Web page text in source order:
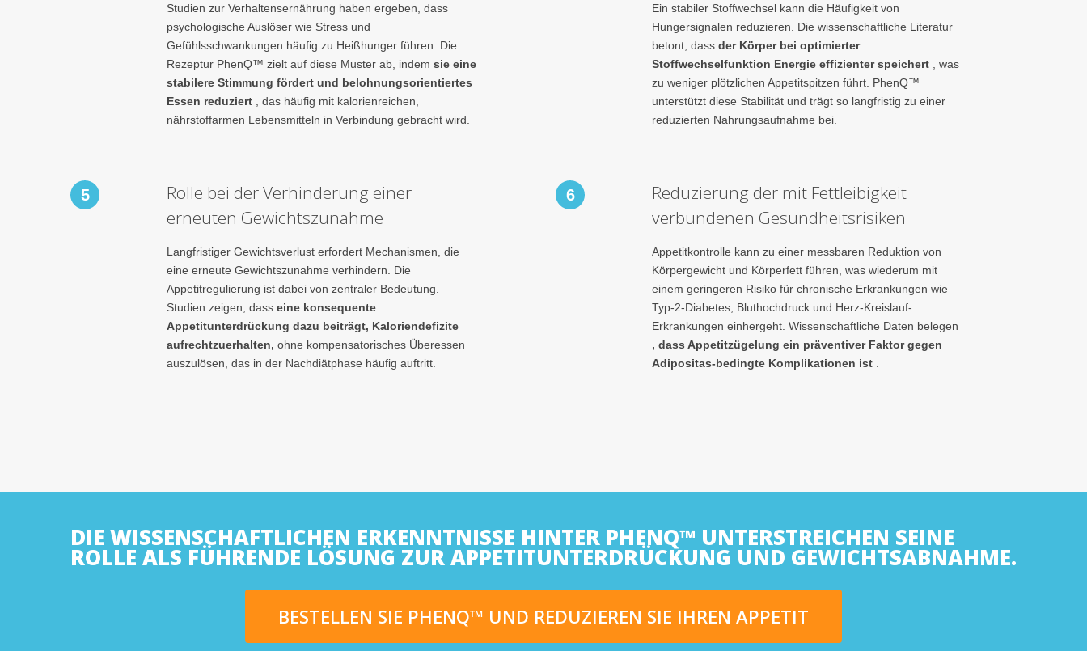
Studien zur Verhaltensernährung haben ergeben, dass
psychologische Auslöser wie Stress und
Gefühlsschwankungen häufig zu Heißhunger führen. Die
Rezeptur PhenQ™ zielt auf diese Muster ab, indem sie eine
stabilere Stimmung fördert und belohnungsorientiertes
Essen reduziert, das häufig mit kalorienreichen,
nährstoffarmen Lebensmitteln in Verbindung gebracht wird.
Ein stabiler Stoffwechsel kann die Häufigkeit von
Hungersignalen reduzieren. Die wissenschaftliche Literatur
betont, dass der Körper bei optimierter
Stoffwechselfunktion Energie effizienter speichert, was
zu weniger plötzlichen Appetitspitzen führt. PhenQ™
unterstützt diese Stabilität und trägt so langfristig zu einer
reduzierten Nahrungsaufnahme bei.
5
Rolle bei der Verhinderung einer
erneuten Gewichtszunahme
Langfristiger Gewichtsverlust erfordert Mechanismen, die
eine erneute Gewichtszunahme verhindern. Die
Appetitregulierung ist dabei von zentraler Bedeutung.
Studien zeigen, dass eine konsequente
Appetitunterdrückung dazu beiträgt, Kaloriendefizite
aufrechtzuerhalten, ohne kompensatorisches Überessen
auszulösen, das in der Nachdiätphase häufig auftritt.
6
Reduzierung der mit Fettleibigkeit
verbundenen Gesundheitsrisiken
Appetitkontrolle kann zu einer messbaren Reduktion von
Körpergewicht und Körperfett führen, was wiederum mit
einem geringeren Risiko für chronische Erkrankungen wie
Typ-2-Diabetes, Bluthochdruck und Herz-Kreislauf-
Erkrankungen einhergeht. Wissenschaftliche Daten belegen
, dass Appetitzügelung ein präventiver Faktor gegen
Adipositas-bedingte Komplikationen ist.
DIE WISSENSCHAFTLICHEN ERKENNTNISSE HINTER PHENQ™ UNTERSTREICHEN SEINE
ROLLE ALS FÜHRENDE LÖSUNG ZUR APPETITUNTERDRÜCKUNG UND GEWICHTSABNAHME.
BESTELLEN SIE PHENQ™ UND REDUZIEREN SIE IHREN APPETIT